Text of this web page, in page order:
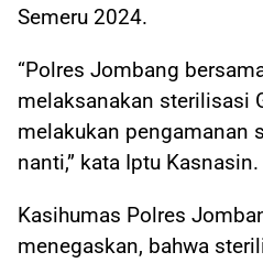
Semeru 2024.
“Polres Jombang
melaksanakan sterilisasi
melakukan pengamanan
nanti,” kata Iptu Kasnasin.
Kasihumas Polres
menegaskan, bahwa